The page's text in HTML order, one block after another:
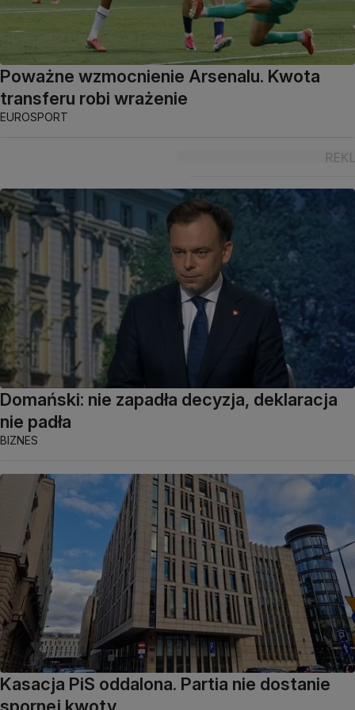
Poważne wzmocnienie Arsenalu. Kwota
transferu robi wrażenie
EUROSPORT
Domański: nie zapadła decyzja, deklaracja
nie padła
BIZNES
Kasacja PiS oddalona. Partia nie dostanie
spornej kwoty